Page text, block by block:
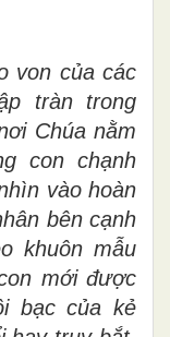
von của các
tràn trong
Chúa nằm
con chạnh
vào hoàn
bên cạnh
khuôn mẫu
mới được
bạc của kẻ